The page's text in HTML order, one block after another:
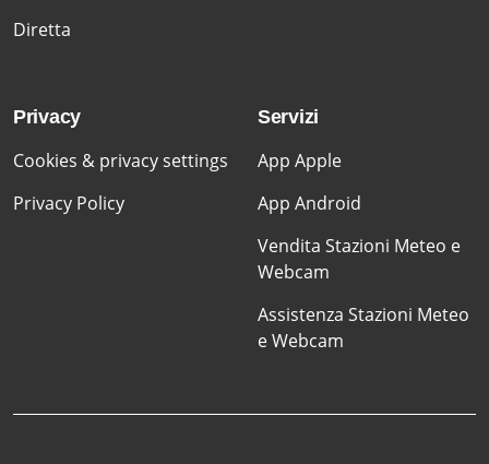
Diretta
Privacy
Cookies & privacy settings
Privacy Policy
Servizi
App Apple
App Android
Vendita Stazioni Meteo e
Webcam
Assistenza Stazioni Meteo
e Webcam